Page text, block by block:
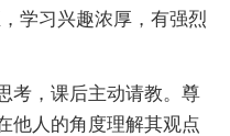
学习兴趣浓厚，有强烈
考，课后主动请教。尊
他人的角度理解其观点